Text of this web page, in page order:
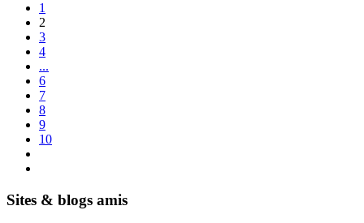
1
2
3
4
...
6
7
8
9
10
Sites & blogs amis